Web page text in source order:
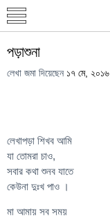
পড়াশুনা
লেখা জমা দিয়েছেন ১৭ মে, ২০১৬
লেখাপড়া শিখব আমি
যা তোমরা চাও,
সবার কথা শুনব যাতে
কেউনা দুঃখ পাও ।
মা আমায় সব সময়